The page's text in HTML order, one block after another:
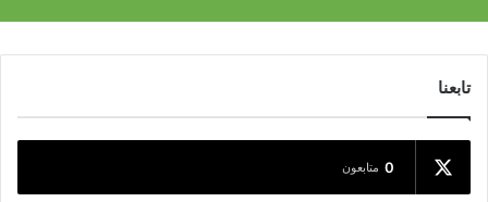
تابعنا
0 متابعون